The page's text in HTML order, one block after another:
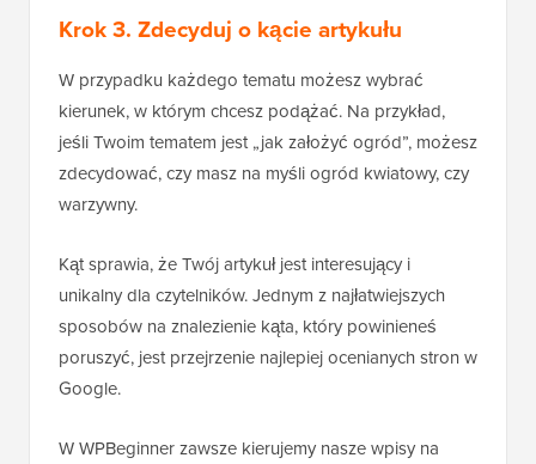
Krok 3. Zdecyduj o kącie artykułu
W przypadku każdego tematu możesz wybrać
kierunek, w którym chcesz podążać. Na przykład,
jeśli Twoim tematem jest „jak założyć ogród”, możesz
zdecydować, czy masz na myśli ogród kwiatowy, czy
warzywny.
Kąt sprawia, że Twój artykuł jest interesujący i
unikalny dla czytelników. Jednym z najłatwiejszych
sposobów na znalezienie kąta, który powinieneś
poruszyć, jest przejrzenie najlepiej ocenianych stron w
Google.
W WPBeginner zawsze kierujemy nasze wpisy na